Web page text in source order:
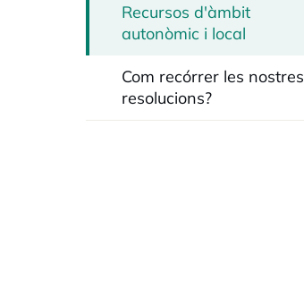
Recursos d'àmbit
autonòmic i local
Com recórrer les nostres
resolucions?